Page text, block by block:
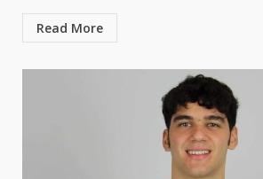
Read More